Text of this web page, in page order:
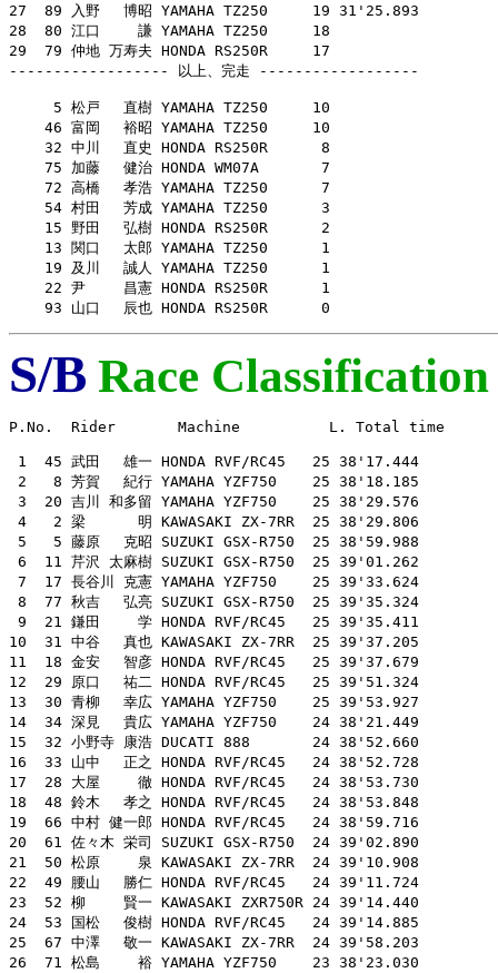
27  89 入野　 博昭 YAMAHA TZ250     19 31'25.893
28  80 江口　　 謙 YAMAHA TZ250     18
29  79 仲地 万寿夫 HONDA RS250R     17
------------------ 以上、完走 ------------------
     5 松戸　 直樹 YAMAHA TZ250     10
    46 富岡　 裕昭 YAMAHA TZ250     10
    32 中川　 直史 HONDA RS250R      8
    75 加藤　 健治 HONDA WM07A       7
    72 高橋　 孝浩 YAMAHA TZ250      7
    54 村田　 芳成 YAMAHA TZ250      3
    15 野田　 弘樹 HONDA RS250R      2
    13 関口　 太郎 YAMAHA TZ250      1
    19 及川　 誠人 YAMAHA TZ250      1
    22 尹　　 昌憲 HONDA RS250R      1
    93 山口　 辰也 HONDA RS250R      0
S/B Race Classification
P.No.  Rider       Machine          L. Total time
1  45 武田　 雄一 HONDA RVF/RC45   25 38'17.444
2   8 芳賀　 紀行 YAMAHA YZF750    25 38'18.185
3  20 吉川 和多留 YAMAHA YZF750    25 38'29.576
4   2 梁　　　 明 KAWASAKI ZX-7RR  25 38'29.806
5   5 藤原　 克昭 SUZUKI GSX-R750  25 38'59.988
6  11 芹沢 太麻樹 SUZUKI GSX-R750  25 39'01.262
7  17 長谷川 克憲 YAMAHA YZF750    25 39'33.624
8  77 秋吉　 弘亮 SUZUKI GSX-R750  25 39'35.324
9  21 鎌田　　 学 HONDA RVF/RC45   25 39'35.411
10  31 中谷　 真也 KAWASAKI ZX-7RR  25 39'37.205
11  18 金安　 智彦 HONDA RVF/RC45   25 39'37.679
12  29 原口　 祐二 HONDA RVF/RC45   25 39'51.324
13  30 青柳　 幸広 YAMAHA YZF750    25 39'53.927
14  34 深見　 貴広 YAMAHA YZF750    24 38'21.449
15  32 小野寺 康浩 DUCATI 888       24 38'52.660
16  33 山中　 正之 HONDA RVF/RC45   24 38'52.728
17  28 大屋　　 徹 HONDA RVF/RC45   24 38'53.730
18  48 鈴木　 孝之 HONDA RVF/RC45   24 38'53.848
19  66 中村 健一郎 HONDA RVF/RC45   24 38'59.716
20  61 佐々木 栄司 SUZUKI GSX-R750  24 39'02.890
21  50 松原　　 泉 KAWASAKI ZX-7RR  24 39'10.908
22  49 腰山　 勝仁 HONDA RVF/RC45   24 39'11.724
23  52 柳　　 賢一 KAWASAKI ZXR750R 24 39'14.440
24  53 国松　 俊樹 HONDA RVF/RC45   24 39'14.885
25  67 中澤　 敬一 KAWASAKI ZX-7RR  24 39'58.203
26  71 松島　　 裕 YAMAHA YZF750    23 38'23.030